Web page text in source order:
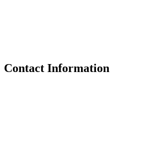
Contact Information